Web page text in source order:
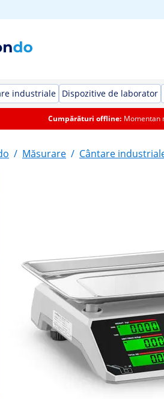
industriale Dispozitive de laborator
Cumpărături offline: Momentan
/ Măsurare / Cântare